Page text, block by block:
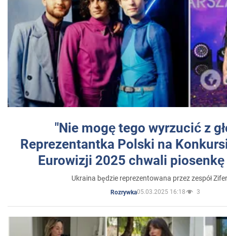
"Nie mogę tego wyrzucić z
Reprezentantka Polski na
Eurowizji 2025 chwali
Ukraina będzie reprezentowana przez zespół
Rozrywka05.03.2025 16:18 3